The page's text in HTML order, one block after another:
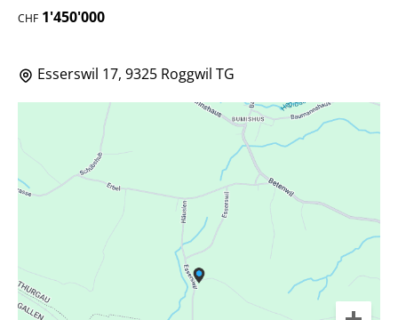
CHF 1'450'000
Esserswil 17, 9325 Roggwil TG